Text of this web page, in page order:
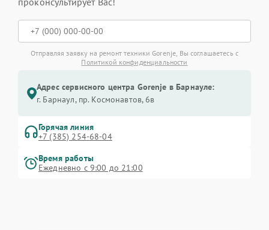
Отправляя заявку на ремонт техники Gorenje, Вы соглашаетесь с
Политикой конфиденциальности
Адрес сервисного центра Gorenje в Барнауле:
г. Барнаул, ​пр. Космонавтов, 6в
Горячая линия
+7 (385) 254-68-04
Время работы
Ежедневно с 9:00 до 21:00